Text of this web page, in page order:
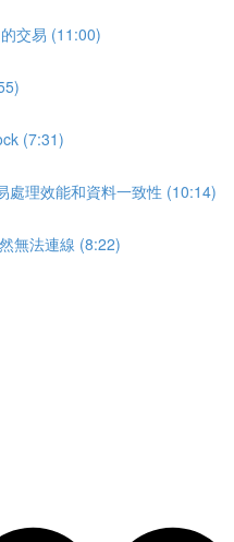
交易 (11:00)
(7:31)
處理效能和資料一致性 (10:14)
無法連線 (8:22)